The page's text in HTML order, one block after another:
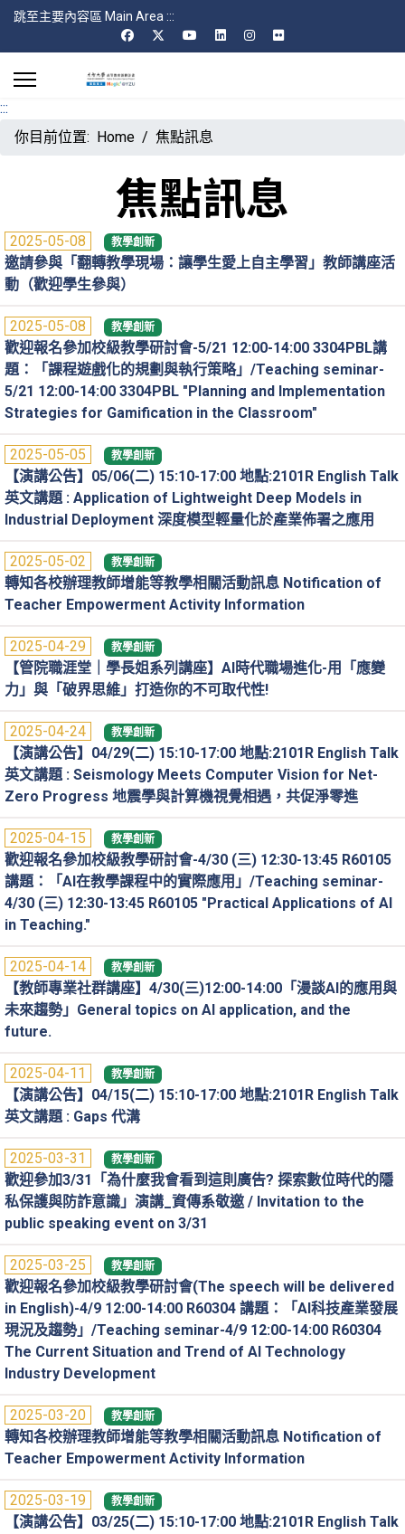
跳至主要內容區 Main Area :::
:::
你目前位置: Home 焦點訊息
焦點訊息
2025-05-08 教學創新
邀請參與「翻轉教學現場：讓學生愛上自主學習」教師講座活
動（歡迎學生參與）
2025-05-08 教學創新
歡迎報名參加校級教學研討會-5/21 12:00-14:00 3304PBL講
題：「課程遊戲化的規劃與執行策略」/Teaching seminar-
5/21 12:00-14:00 3304PBL "Planning and Implementation
Strategies for Gamification in the Classroom"
2025-05-05 教學創新
【演講公告】05/06(二) 15:10-17:00 地點:2101R English Talk
英文講題 : Application of Lightweight Deep Models in
Industrial Deployment 深度模型輕量化於產業佈署之應用
2025-05-02 教學創新
轉知各校辦理教師增能等教學相關活動訊息 Notification of
Teacher Empowerment Activity Information
2025-04-29 教學創新
【管院職涯堂｜學長姐系列講座】AI時代職場進化-用「應變
力」與「破界思維」打造你的不可取代性!
2025-04-24 教學創新
【演講公告】04/29(二) 15:10-17:00 地點:2101R English Talk
英文講題 : Seismology Meets Computer Vision for Net-
Zero Progress 地震學與計算機視覺相遇，共促淨零進
2025-04-15 教學創新
歡迎報名參加校級教學研討會-4/30 (三) 12:30-13:45 R60105
講題：「AI在教學課程中的實際應用」/Teaching seminar-
4/30 (三) 12:30-13:45 R60105 "Practical Applications of AI
in Teaching."
2025-04-14 教學創新
【教師專業社群講座】4/30(三)12:00-14:00「漫談AI的應用與
未來趨勢」General topics on AI application, and the
future.
2025-04-11 教學創新
【演講公告】04/15(二) 15:10-17:00 地點:2101R English Talk
英文講題 : Gaps 代溝
2025-03-31 教學創新
歡迎參加3/31「為什麼我會看到這則廣告? 探索數位時代的隱
私保護與防詐意識」演講_資傳系敬邀 / Invitation to the
public speaking event on 3/31
2025-03-25 教學創新
歡迎報名參加校級教學研討會(The speech will be delivered
in English)-4/9 12:00-14:00 R60304 講題：「AI科技產業發展
現況及趨勢」/Teaching seminar-4/9 12:00-14:00 R60304
The Current Situation and Trend of AI Technology
Industry Development
2025-03-20 教學創新
轉知各校辦理教師增能等教學相關活動訊息 Notification of
Teacher Empowerment Activity Information
2025-03-19 教學創新
【演講公告】03/25(二) 15:10-17:00 地點:2101R English Talk